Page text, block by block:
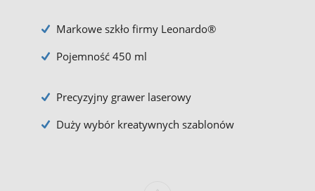
Markowe szkło firmy Leonardo®
Pojemność 450 ml
Precyzyjny grawer laserowy
Duży wybór kreatywnych szablonów